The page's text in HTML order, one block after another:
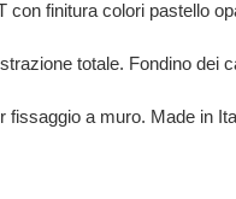
finitura colori pastello
totale. Fondino dei
fissaggio a muro. Made in